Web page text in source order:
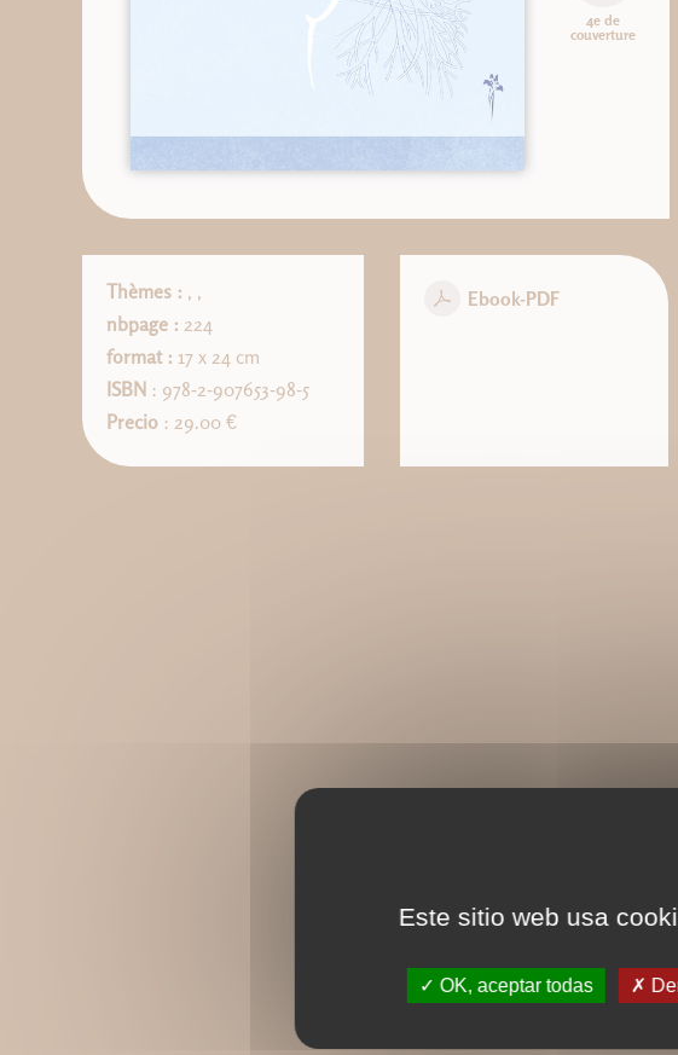
4e de
couverture
Thèmes : , ,
nbpage : 224
format : 17 x 24 cm
ISBN : 978-2-907653-98-5
Precio: 29.00 €
Ebook-PDF
Este sitio web usa
OK, aceptar todas